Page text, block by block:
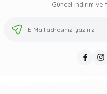
Güncel indirim ve